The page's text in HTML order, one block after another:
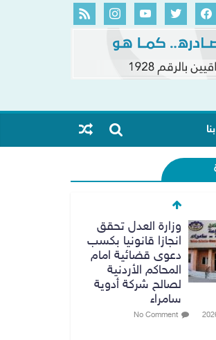
وزارة العدل تحقق
انجازا قانونيا بكسب
دعوى قضائية امام
المحاكم الأردنية
لصالح شركة أدوية
سامراء
No Comment